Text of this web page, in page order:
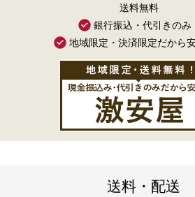
送料無料
銀行振込・代引きのみ
地域限定・決済限定だから
送料・配送